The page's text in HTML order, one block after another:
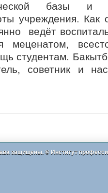
базы и
учреждения. Как
ведёт
меценатом,
студентам.
советник и
защищены. ©Институт